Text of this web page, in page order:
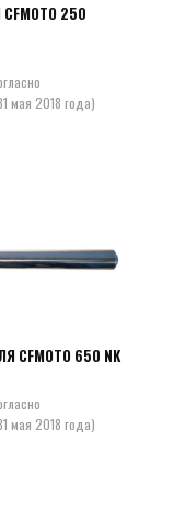
250
650 NK